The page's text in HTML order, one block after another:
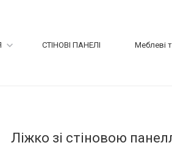
СТІНОВІ ПАНЕЛІ Меблеві
Ліжко зі стіновою